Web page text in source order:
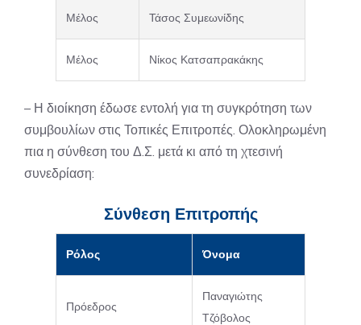
Μέλος Τάσος Συμεωνίδης
Μέλος Νίκος Κατσαπρακάκης
– Η διοίκηση έδωσε εντολή για τη συγκρότηση των
συμβουλίων στις Τοπικές Επιτροπές. Ολοκληρωμένη
πια η σύνθεση του Δ.Σ. μετά κι από τη χτεσινή
συνεδρίαση:
Σύνθεση Επιτροπής
Ρόλος Όνομα
Πρόεδρος
Παναγιώτης
Τζόβολος